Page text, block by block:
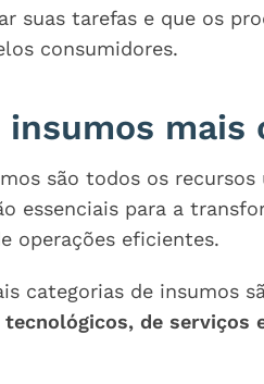
suas tarefas e que os
consumidores.
insumos
são todos os
essenciais para a
operações eficientes.
categorias de insumos
de serviços